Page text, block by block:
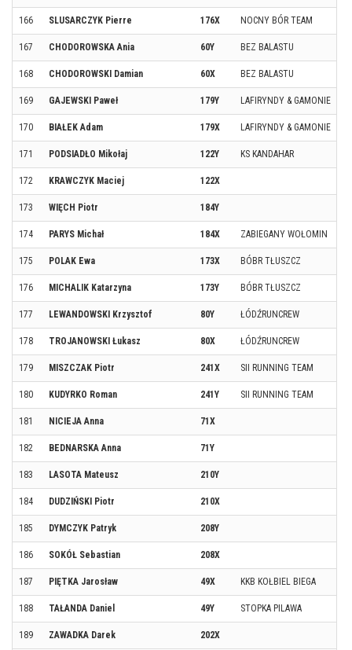
166 SLUSARCZYK Pierre 176X NOCNY BÓR TEAM
167 CHODOROWSKA Ania 60Y BEZ BALASTU
168 CHODOROWSKI Damian 60X BEZ BALASTU
169 GAJEWSKI Paweł 179Y LAFIRYNDY & GAMONIE
170 BIAŁEK Adam 179X LAFIRYNDY & GAMONIE
171 PODSIADŁO Mikołaj 122Y KS KANDAHAR
172 KRAWCZYK Maciej 122X
173 WIĘCH Piotr 184Y
174 PARYS Michał 184X ZABIEGANY WOŁOMIN
175 POLAK Ewa 173X BÓBR TŁUSZCZ
176 MICHALIK Katarzyna 173Y BÓBR TŁUSZCZ
177 LEWANDOWSKI Krzysztof 80Y ŁÓDŹRUNCREW
178 TROJANOWSKI Łukasz 80X ŁÓDŹRUNCREW
179 MISZCZAK Piotr 241X SII RUNNING TEAM
180 KUDYRKO Roman 241Y SII RUNNING TEAM
181 NICIEJA Anna 71X
182 BEDNARSKA Anna 71Y
183 LASOTA Mateusz 210Y
184 DUDZIŃSKI Piotr 210X
185 DYMCZYK Patryk 208Y
186 SOKÓŁ Sebastian 208X
187 PIĘTKA Jarosław 49X KKB KOŁBIEL BIEGA
188 TAŁANDA Daniel 49Y STOPKA PILAWA
189 ZAWADKA Darek 202X